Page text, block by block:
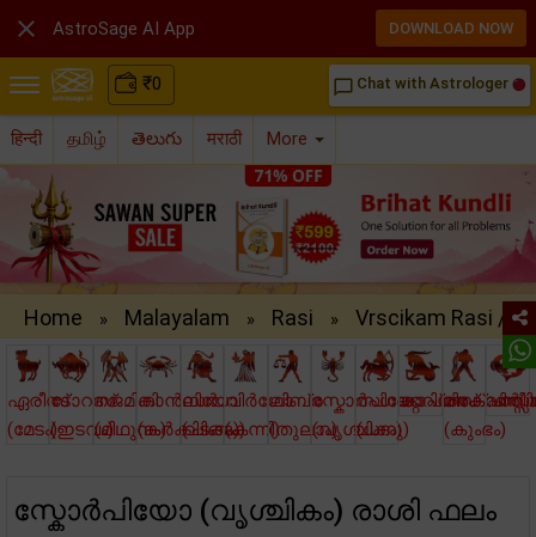
₹0 chat_bubble_outline Chat with Astrologer
हिन्दी தமிழ் తెలుగు मराठी More
Home » Malayalam » Rasi » Vrscikam Rasi /..
ഏരീസ്
(മേടം)
ടോറസ്
(ഇടവം)
ജെമിനി
(മിഥുനം)
കാന്‍സര്‍
(കര്‍ക്കിടകം)
ലിയോ
(ചിങ്ങം)
വിര്‍ഗോ
(കന്നി)
ലിബ്ര
(തുലാം)
സ്കോര്‍പിയോ
(വൃശ്ചികം)
സഗറ്റെറിയസ്
(ധനു)
(കുംഭം)
സ്കോര്‍പിയോ (വൃശ്ചികം) രാശി ഫലം
 AstroSage AI App DOWNLOAD NOW